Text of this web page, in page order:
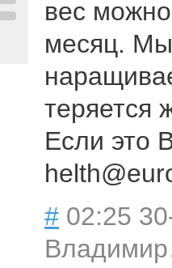
вес
месяц.
теряется
Если это
# 02:25